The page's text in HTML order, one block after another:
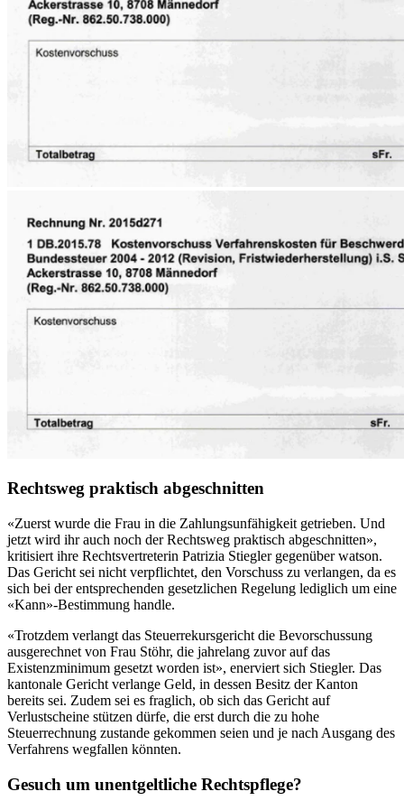
Rechtsweg praktisch abgeschnitten
«Zuerst wurde die Frau in die Zahlungsunfähigkeit getrieben. Und
jetzt wird ihr auch noch der Rechtsweg praktisch abgeschnitten»,
kritisiert ihre Rechtsvertreterin Patrizia Stiegler gegenüber watson.
Das Gericht sei nicht verpflichtet, den Vorschuss zu verlangen, da es
sich bei der entsprechenden gesetzlichen Regelung lediglich um eine
«Kann»-Bestimmung handle.
«Trotzdem verlangt das Steuerrekursgericht die Bevorschussung
ausgerechnet von Frau Stöhr, die jahrelang zuvor auf das
Existenzminimum gesetzt worden ist», enerviert sich Stiegler. Das
kantonale Gericht verlange Geld, in dessen Besitz der Kanton
bereits sei. Zudem sei es fraglich, ob sich das Gericht auf
Verlustscheine stützen dürfe, die erst durch die zu hohe
Steuerrechnung zustande gekommen seien und je nach Ausgang des
Verfahrens wegfallen könnten.
Gesuch um unentgeltliche Rechtspflege?